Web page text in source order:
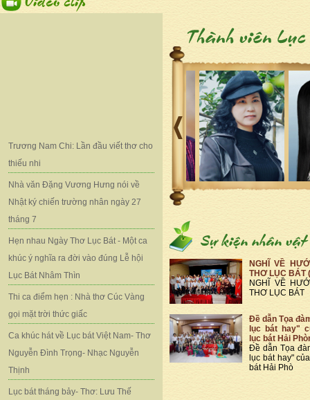
Trương Nam Chi: Lần đầu viết thơ cho
thiếu nhi
Nhà văn Đặng Vương Hưng nói về
Nhật ký chiến trường nhân ngày 27
tháng 7
Hẹn nhau Ngày Thơ Lục Bát - Một ca
khúc ý nghĩa ra đời vào đúng Lễ hội
Lục Bát Nhâm Thìn
Thi ca điểm hẹn : Nhà thơ Cúc Vàng
gọi mặt trời thức giấc
Ca khúc hát về Lục bát Việt Nam- Thơ
Nguyễn Đình Trọng- Nhạc Nguyễn
Thịnh
Lục bát tháng bảy- Thơ: Lưu Thế
NGHĨ VỀ
THƠ LỤC BÁT
NGHĨ VỀ
THƠ LỤC BÁT
Đề dẫn Tọa
lục bát hay"
lục bát Hải
Đề dẫn Tọa
lục bát hay"
bát Hải Phò